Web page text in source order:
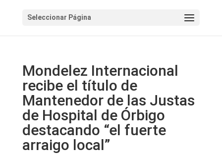
Seleccionar Página
Mondelez Internacional
recibe el título de
Mantenedor de las Justas
de Hospital de Órbigo
destacando “el fuerte
arraigo local”